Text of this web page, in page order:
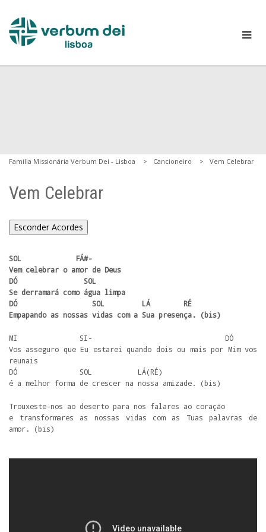
Família Missionária Verbum Dei - Lisboa Cancioneiro Vem Celebrar
Vem Celebrar
Esconder Acordes
SOL             FÁ#-
Vem celebrar o amor de Deus
DÓ                SOL
Se derramará como água limpa
DÓ                  SOL         LÁ        RÉ
Empapando as nossas vidas com a Sua presença. (bis)
MI               SI-                                DÓ
Vos asseguro que Eu estarei quando dois ou mais por Mim vos
reunais
DÓ               SOL           LÁ(RÉ)
é a melhor forma de crescer na nossa amizade. (bis)
Trouxeste-nos ao deserto para nos falares ao coração
e transformares as nossas vidas com as Tuas palavras de
amor. (bis)